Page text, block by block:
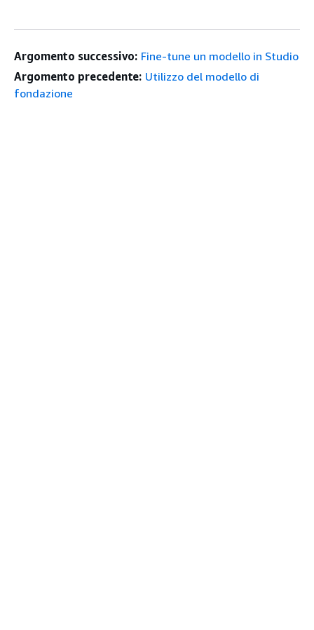
Argomento successivo: Fine-tune un modello in Studio
Argomento precedente: Utilizzo del modello di
fondazione